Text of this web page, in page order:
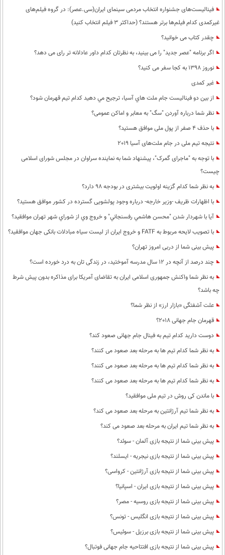
فینالیست‌های جشنواره انتخاب مردمی سینمای ایران(سی.عصر): در گروه فیلم‌های
غیرکمدی کدام فیلم‌ها برتر هستند؟ (حداکثر 3 فیلم انتخاب کنید)
چقدر کتاب می خوانید؟
اگر برنامه "عصر جدید" را می بینید، به نظرتان کدام داور عادلانه تر رای می دهد؟
نوروز 1398 به کجا سفر می کنید؟
غیر کمدی
از بين دو فيناليست جام ملت هاي آسيا، ترجيح مي دهيد كدام تيم قهرمان شود؟
نظر شما درباره آوردن "سگ" به معابر و اماکن عمومی؟
با حذف 4 صفر از پول ملی موافق هستید؟
نتیجه تیم ملی در جام ملت‌های آسیا 2019
با توجه به "ماجرای گمرک"، پیشنهاد شما به نماینده سراوان در مجلس شورای اسلامی
چیست؟
به نظر شما كدام گزینه اولویت بیشتری در بودجه 98 دارد؟
با اظهارات ظریف -وزیر خارجه- درباره وجود پولشویی گسترده در کشور موافق هستید؟
آيا با شهردار شدن "محسن هاشمي رفسنجاني" و خروج وي از شوراي شهر تهران موافقيد؟
با تصویب لایحه مربوط به FATF و خروج ایران از لیست سیاه مبادلات بانکی جهان موافقید؟
پیش بینی شما از دربی امروز تهران؟
چند درصد از آنچه در 12 سال مدرسه آموختید، در زندگی تان به درد خورده است؟
به نظر شما واکنش جمهوری اسلامی ایران به تقاضای آمریکا برای مذاکره بدون پیش شرط
چه باشد؟
علت آشفتگی «بازار ارز» از نظر شما؟
قهرمان جام جهانی 2018؟
دوست دارید کدام تیم به فینال جام جهانی صعود کند؟
به نظر شما کدام تیم ها به مرحله بعد صعود می کنند؟
به نظر شما کدام تیم ها به مرحله بعد صعود می کنند؟
به نظر شما کدام تیم ها به مرحله بعد صعود می کنند؟
با ماندن کی روش در تیم ملی موافقید؟
به نظر شما تیم آرژانتین به مرحله بعد صعود می کند؟
به نظر شما تیم ایران به مرحله بعد صعود می کند؟
پیش بینی شما از نتیجه بازی آلمان - سوئد؟
پیش بینی شما از نتیجه بازی نیجریه - ایسلند؟
پیش بینی شما از نتیجه بازی آرژانتین - کرواسی؟
پیش بینی شما از نتیجه بازی ایران - اسپانیا؟
پیش بینی شما از نتیجه بازی روسیه - مصر؟
پیش بینی شما از نتیجه بازی انگلیس - تونس؟
پیش بینی شما از نتیجه بازی برزیل - سوئیس؟
پیش بینی شما از نتیجه بازی افتتاحیه جام جهانی فوتبال؟